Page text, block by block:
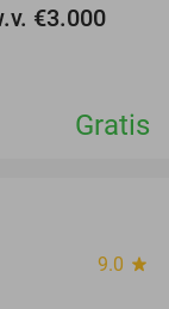
€3.000
Gratis
9.0 star